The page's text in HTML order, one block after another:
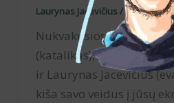
Laurynas Jacevičius /2025-08-23
Nukvakusios davatkos –
(katalikas), Gintaras
ir Laurynas Jacevičius
kiša savo veidus į jūsų